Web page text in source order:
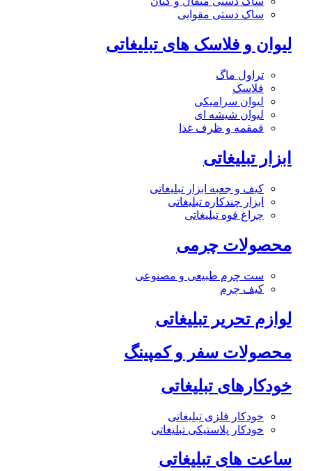
ساک دستی مقوایی
لیوان و فلاسک های تبلیغاتی
تراول ماگ
فلاسک
لیوان سرامیکی
لیوان شیشه ای
قمقمه و ظرف غذا
ابزار تبلیغاتی
کیف و جعبه ابزار تبلیغاتی
ابزار چندکاره تبلیغاتی
چراغ قوه تبلیغاتی
محصولات چرمی
ست چرم طبیعی و مصنوعی
کیف چرم
لوازم تحریر تبلیغاتی
محصولات سفر و کمپینگ
خودکارهای تبلیغاتی
خودکار فلزی تبلیغاتی
خودکار پلاستیکی تبلیغاتی
ساعت های تبلیغاتی